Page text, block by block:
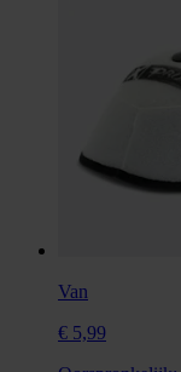
Van
€ 5,99